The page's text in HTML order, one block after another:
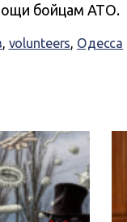
бойцам АТО.
, volunteers, Одесса